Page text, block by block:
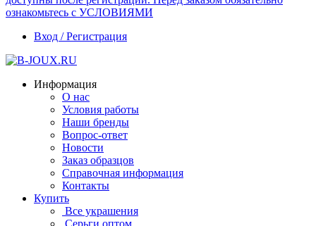
ознакомьтесь с УСЛОВИЯМИ
Вход / Регистрация
Информация
О нас
Условия работы
Наши бренды
Вопрос-ответ
Новости
Заказ образцов
Справочная информация
Контакты
Купить
Все украшения
Серьги оптом